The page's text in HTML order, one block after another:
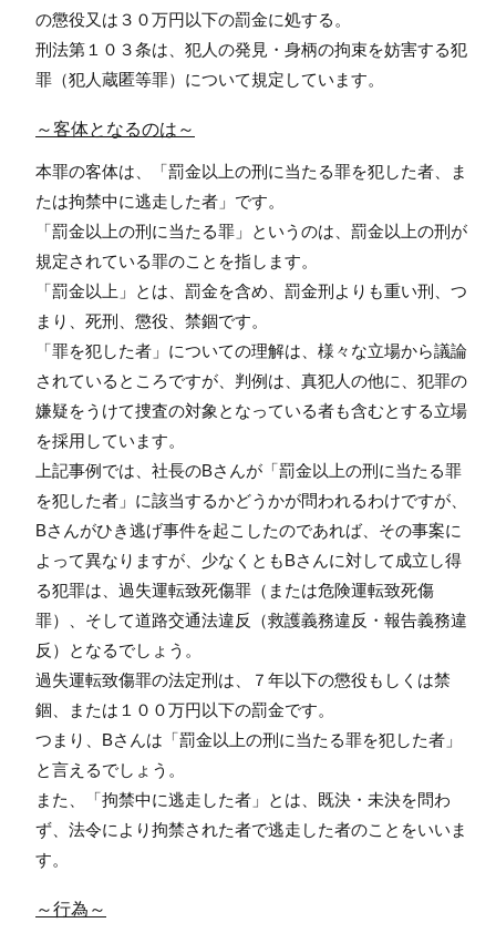
の懲役又は３０万円以下の罰金に処する。
刑法第１０３条は、犯人の発見・身柄の拘束を妨害する犯
罪（犯人蔵匿等罪）について規定しています。
～客体となるのは～
本罪の客体は、「罰金以上の刑に当たる罪を犯した者、ま
たは拘禁中に逃走した者」です。
「罰金以上の刑に当たる罪」というのは、罰金以上の刑が
規定されている罪のことを指します。
「罰金以上」とは、罰金を含め、罰金刑よりも重い刑、つ
まり、死刑、懲役、禁錮です。
「罪を犯した者」についての理解は、様々な立場から議論
されているところですが、判例は、真犯人の他に、犯罪の
嫌疑をうけて捜査の対象となっている者も含むとする立場
を採用しています。
上記事例では、社長のBさんが「罰金以上の刑に当たる罪
を犯した者」に該当するかどうかが問われるわけですが、
Bさんがひき逃げ事件を起こしたのであれば、その事案に
よって異なりますが、少なくともBさんに対して成立し得
る犯罪は、過失運転致死傷罪（または危険運転致死傷
罪）、そして道路交通法違反（救護義務違反・報告義務違
反）となるでしょう。
過失運転致傷罪の法定刑は、７年以下の懲役もしくは禁
錮、または１００万円以下の罰金です。
つまり、Bさんは「罰金以上の刑に当たる罪を犯した者」
と言えるでしょう。
また、「拘禁中に逃走した者」とは、既決・未決を問わ
ず、法令により拘禁された者で逃走した者のことをいいま
す。
～行為～